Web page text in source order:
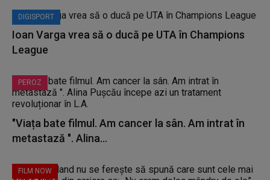
DIGISPORT
Ioan Varga vrea să o ducă pe UTA în Champions
League
PEROZ
"Viața bate filmul. Am cancer la sân. Am intrat în
metastază ". Alina...
FILM NOW